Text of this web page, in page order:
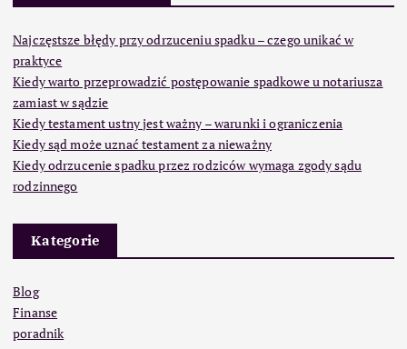
Najczęstsze błędy przy odrzuceniu spadku – czego unikać w
praktyce
Kiedy warto przeprowadzić postępowanie spadkowe u notariusza
zamiast w sądzie
Kiedy testament ustny jest ważny – warunki i ograniczenia
Kiedy sąd może uznać testament za nieważny
Kiedy odrzucenie spadku przez rodziców wymaga zgody sądu
rodzinnego
Kategorie
Blog
Finanse
poradnik